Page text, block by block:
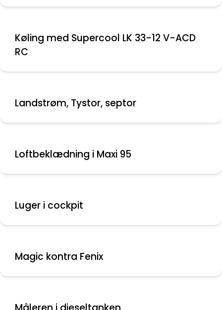
Køling med Supercool LK 33-12 V-ACD
RC
Landstrøm, Tystor, septor
Loftbeklædning i Maxi 95
Luger i cockpit
Magic kontra Fenix